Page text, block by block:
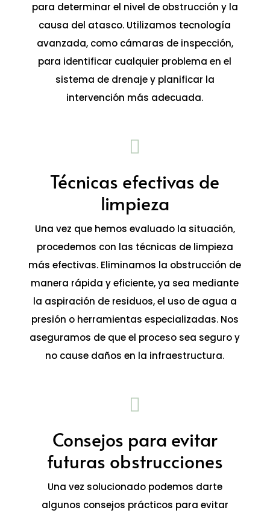
para determinar el nivel de obstrucción y la
causa del atasco. Utilizamos tecnología
avanzada, como cámaras de inspección,
para identificar cualquier problema en el
sistema de drenaje y planificar la
intervención más adecuada.

Técnicas efectivas de
limpieza
Una vez que hemos evaluado la situación,
procedemos con las técnicas de limpieza
más efectivas. Eliminamos la obstrucción de
manera rápida y eficiente, ya sea mediante
la aspiración de residuos, el uso de agua a
presión o herramientas especializadas. Nos
aseguramos de que el proceso sea seguro y
no cause daños en la infraestructura.

Consejos para evitar
futuras obstrucciones
Una vez solucionado podemos darte
algunos consejos prácticos para evitar